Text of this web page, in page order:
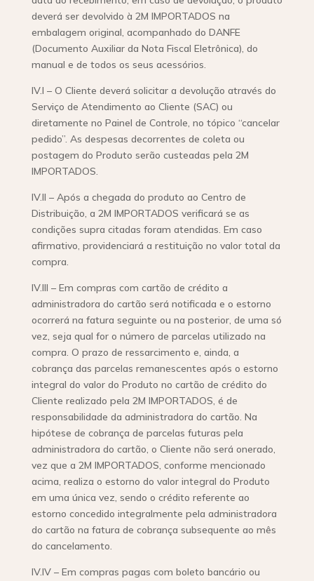
deverá ser devolvido à 2M IMPORTADOS na
embalagem original, acompanhado do DANFE
(Documento Auxiliar da Nota Fiscal Eletrônica), do
manual e de todos os seus acessórios.
IV.I – O Cliente deverá solicitar a devolução através do
Serviço de Atendimento ao Cliente (SAC) ou
diretamente no Painel de Controle, no tópico “cancelar
pedido”. As despesas decorrentes de coleta ou
postagem do Produto serão custeadas pela 2M
IMPORTADOS.
IV.II – Após a chegada do produto ao Centro de
Distribuição, a 2M IMPORTADOS verificará se as
condições supra citadas foram atendidas. Em caso
afirmativo, providenciará a restituição no valor total da
compra.
IV.III – Em compras com cartão de crédito a
administradora do cartão será notificada e o estorno
ocorrerá na fatura seguinte ou na posterior, de uma só
vez, seja qual for o número de parcelas utilizado na
compra. O prazo de ressarcimento e, ainda, a
cobrança das parcelas remanescentes após o estorno
integral do valor do Produto no cartão de crédito do
Cliente realizado pela 2M IMPORTADOS, é de
responsabilidade da administradora do cartão. Na
hipótese de cobrança de parcelas futuras pela
administradora do cartão, o Cliente não será onerado,
vez que a 2M IMPORTADOS, conforme mencionado
acima, realiza o estorno do valor integral do Produto
em uma única vez, sendo o crédito referente ao
estorno concedido integralmente pela administradora
do cartão na fatura de cobrança subsequente ao mês
do cancelamento.
IV.IV – Em compras pagas com boleto bancário ou